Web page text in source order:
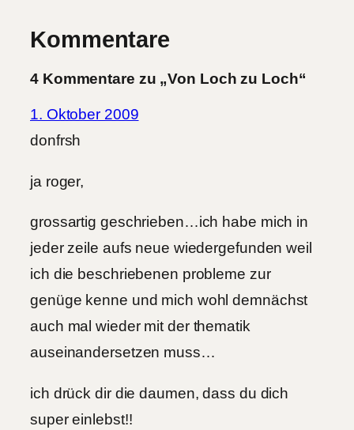
Kommentare
4 Kommentare zu „Von Loch zu Loch“
1. Oktober 2009
donfrsh
ja roger,
grossartig geschrieben…ich habe mich in
jeder zeile aufs neue wiedergefunden weil
ich die beschriebenen probleme zur
genüge kenne und mich wohl demnächst
auch mal wieder mit der thematik
auseinandersetzen muss…
ich drück dir die daumen, dass du dich
super einlebst!!